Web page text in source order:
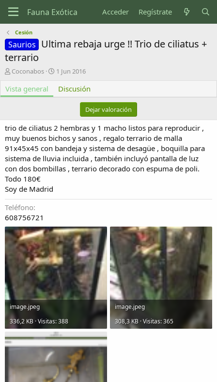
Acceder Regístrate
Cesión
Saurios Ultima rebaja urge !! Trio de ciliatus +
terrario
A
t
o
Coconabos
F
h
c
r
e
a
c
1 Jun 2016
Vista general Discusión
Dejar valoración
trio de ciliatus 2 hembras y 1 macho listos para reproducir ,
muy buenos bichos y sanos , regalo terrario de malla
91x45x45 con bandeja y sistema de desagüe , boquilla para
sistema de lluvia incluida , también incluyó pantalla de luz
con dos bombillas , terrario decorado con espuma de poli.
Todo 180€
Soy de Madrid
Teléfono
608756721
image.jpeg
336,2 KB · Visitas: 388
image.jpeg
308,3 KB · Visitas: 365